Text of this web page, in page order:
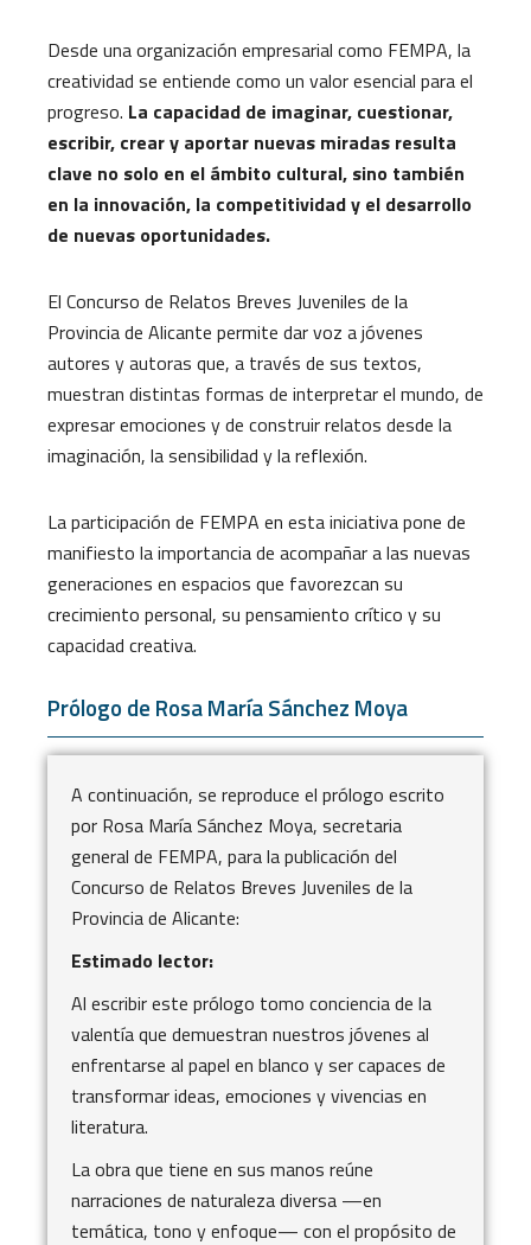
Desde una organización empresarial como FEMPA, la
creatividad se entiende como un valor esencial para el
progreso. La capacidad de imaginar, cuestionar,
escribir, crear y aportar nuevas miradas resulta
clave no solo en el ámbito cultural, sino también
en la innovación, la competitividad y el desarrollo
de nuevas oportunidades.
El Concurso de Relatos Breves Juveniles de la
Provincia de Alicante permite dar voz a jóvenes
autores y autoras que, a través de sus textos,
muestran distintas formas de interpretar el mundo, de
expresar emociones y de construir relatos desde la
imaginación, la sensibilidad y la reflexión.
La participación de FEMPA en esta iniciativa pone de
manifiesto la importancia de acompañar a las nuevas
generaciones en espacios que favorezcan su
crecimiento personal, su pensamiento crítico y su
capacidad creativa.
Prólogo de Rosa María Sánchez Moya
A continuación, se reproduce el prólogo escrito
por Rosa María Sánchez Moya, secretaria
general de FEMPA, para la publicación del
Concurso de Relatos Breves Juveniles de la
Provincia de Alicante:
Estimado lector:
Al escribir este prólogo tomo conciencia de la
valentía que demuestran nuestros jóvenes al
enfrentarse al papel en blanco y ser capaces de
transformar ideas, emociones y vivencias en
literatura.
La obra que tiene en sus manos reúne
narraciones de naturaleza diversa —en
temática, tono y enfoque— con el propósito de